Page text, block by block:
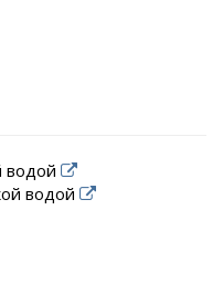
водой
водой